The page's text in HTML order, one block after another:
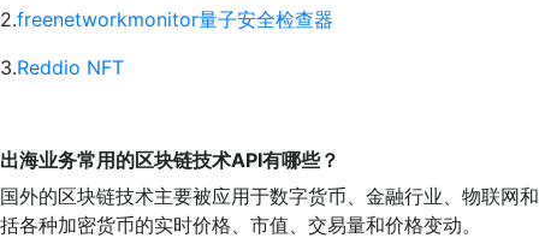
2.freenetworkmonitor量子安全检查器
3.Reddio NFT
出海业务常用的区块链技术API有哪些？
国外的区块链技术主要被应用于数字货币、金融行业、物联网
括各种加密货币的实时价格、市值、交易量和价格变动。